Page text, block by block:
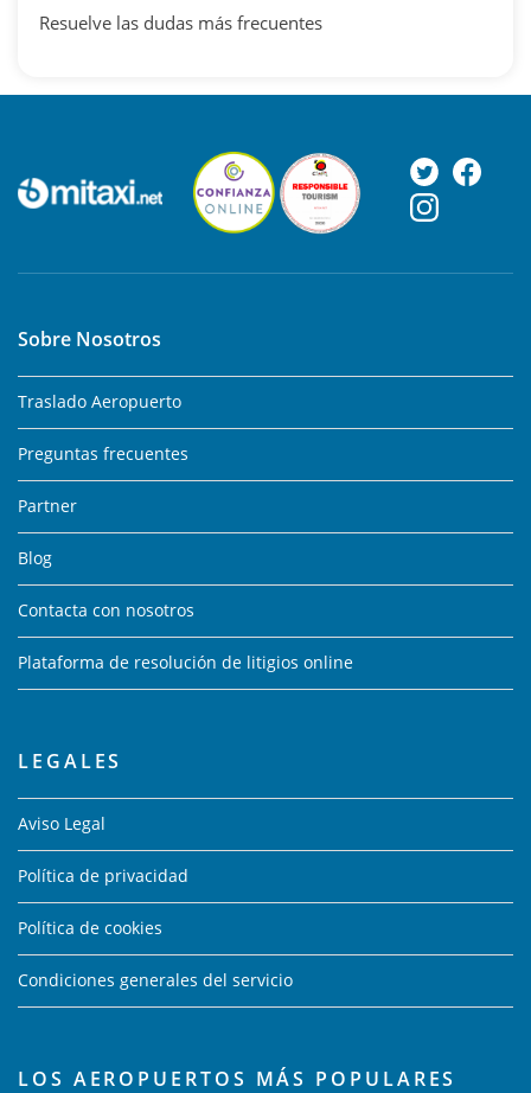
Resuelve las dudas más frecuentes
Sobre Nosotros
Traslado Aeropuerto
Preguntas frecuentes
Partner
Blog
Contacta con nosotros
Plataforma de resolución de litigios online
LEGALES
Aviso Legal
Política de privacidad
Política de cookies
Condiciones generales del servicio
LOS AEROPUERTOS MÁS POPULARES